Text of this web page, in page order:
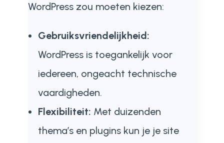
WordPress zou moeten kiezen:
Gebruiksvriendelijkheid:
WordPress is toegankelijk voor
iedereen, ongeacht technische
vaardigheden.
Flexibiliteit: Met duizenden
thema’s en plugins kun je je site